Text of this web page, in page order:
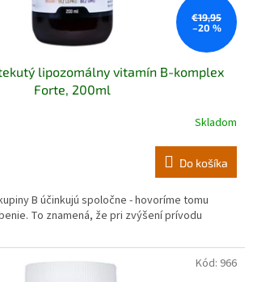
€19,95
–20 %
lipozomálny vitamín B-komplex
Forte, 200ml
Skladom
Do košíka
B účinkujú spoločne - hovoríme tomu
To znamená, že pri zvýšení prívodu
Kód: 966